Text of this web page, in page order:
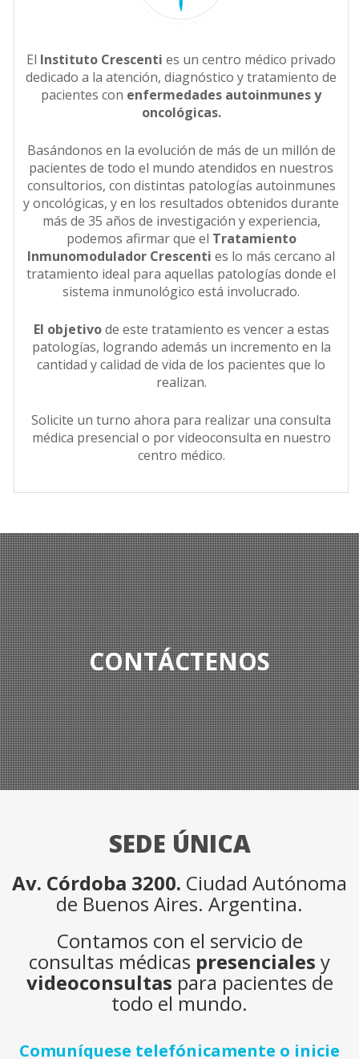
El Instituto Crescenti es un centro médico privado
dedicado a la atención, diagnóstico y tratamiento de
pacientes con enfermedades autoinmunes y
oncológicas.
Basándonos en la evolución de más de un millón de
pacientes de todo el mundo atendidos en nuestros
consultorios, con distintas patologías autoinmunes
y oncológicas, y en los resultados obtenidos durante
más de 35 años de investigación y experiencia,
podemos afirmar que el Tratamiento
Inmunomodulador Crescenti es lo más cercano al
tratamiento ideal para aquellas patologías donde el
sistema inmunológico está involucrado.
El objetivode este tratamiento es vencer a estas
patologías, logrando además un incremento en la
cantidad y calidad de vida de los pacientes que lo
realizan.
Solicite un turno ahora para realizar una consulta
médica presencial o por videoconsulta en nuestro
centro médico.
CONTÁCTENOS
SEDE ÚNICA
Av. Córdoba 3200. Ciudad Autónoma
de Buenos Aires. Argentina.
Contamos con el servicio de
consultas médicas presenciales y
videoconsultas para pacientes de
todo el mundo.
Comuníquese telefónicamente o inicie